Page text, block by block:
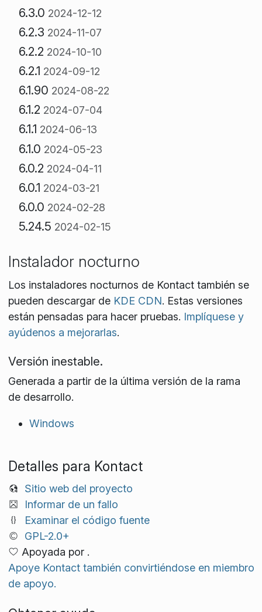
6.3.0 2024-12-12
6.2.3 2024-11-07
6.2.2 2024-10-10
6.2.1 2024-09-12
6.1.90 2024-08-22
6.1.2 2024-07-04
6.1.1 2024-06-13
6.1.0 2024-05-23
6.0.2 2024-04-11
6.0.1 2024-03-21
6.0.0 2024-02-28
5.24.5 2024-02-15
Instalador nocturno
Los instaladores nocturnos de Kontact también se
pueden descargar de KDE CDN. Estas versiones
están pensadas para hacer pruebas. Implíquese y
ayúdenos a mejorarlas.
Versión inestable.
Generada a partir de la última versión de la rama
de desarrollo.
Windows
Detalles para Kontact
Sitio web del proyecto
Informar de un fallo
Examinar el código fuente
GPL-2.0+
Apoyada por .
Apoye Kontact también convirtiéndose en miembro
de apoyo.